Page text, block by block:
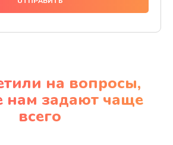
500 руб.
Заказать
500 руб.
Заказать
на вопросы,
нам задают чаще
всего